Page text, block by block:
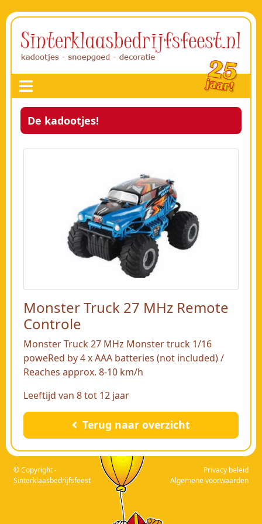
De kadootjes!
Monster Truck 27 MHz Remote
Controle
Monster Truck 27 MHz Monster truck 1/16
poweRed by 4 x AAA batteries (not included) /
Reaches approx. 8-10 km/h
Leeftijd van 8 tot 12 jaar
Terug naar overzicht
© Copyright -
Sinterklaasbedrijfsfeest
Privacy beleid
Algemene voorwaarden